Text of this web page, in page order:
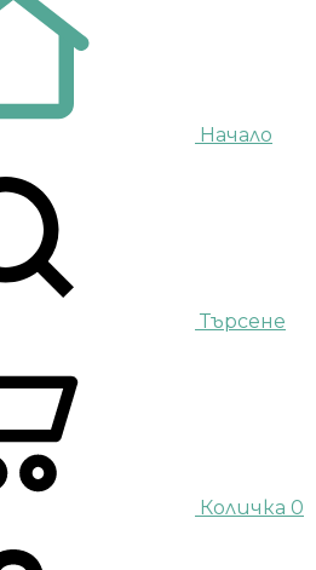
Начало
Търсене
Количка 0